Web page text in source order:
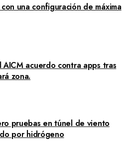
una configuración de máxima
AICM acuerdo contra apps tras
zona.
pruebas en túnel de viento
por hidrógeno